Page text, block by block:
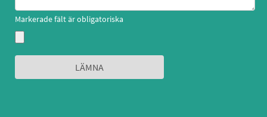
Markerade fält är obligatoriska